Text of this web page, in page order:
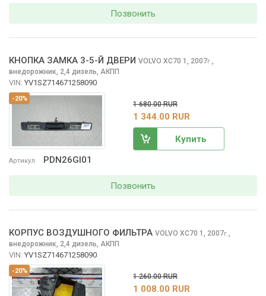
Позвонить
-20%
Артикул PDN26GI01
КНОПКА ЗАМКА 3-5-Й ДВЕРИ VOLVO XC70 1, 2007г.
внедорожник, 2,4 дизель, АКПП
VIN: YV1SZ714671258090
1 680.00 RUR
1 344.00 RUR
Купить
Позвонить
-20%
КОРПУС ВОЗДУШНОГО ФИЛЬТРА VOLVO XC70 1, 2007г.,
внедорожник, 2,4 дизель, АКПП
VIN: YV1SZ714671258090
1 260.00 RUR
1 008.00 RUR